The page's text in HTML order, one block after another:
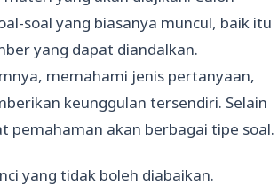
soal yang biasanya muncul, baik itu
yang dapat diandalkan.
memahami jenis pertanyaan,
keunggulan tersendiri. Selain
pemahaman akan berbagai tipe soal.
yang tidak boleh diabaikan.